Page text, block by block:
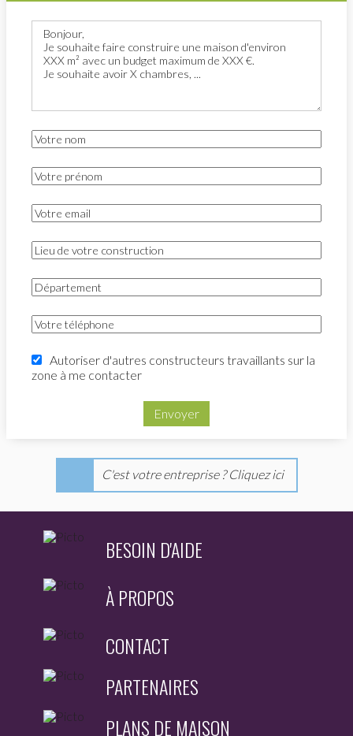
Autoriser d'autres constructeurs travaillants sur la
zone à me contacter
Envoyer
C'est votre entreprise ? Cliquez ici
BESOIN D'AIDE
À PROPOS
CONTACT
PARTENAIRES
PLANS DE MAISON